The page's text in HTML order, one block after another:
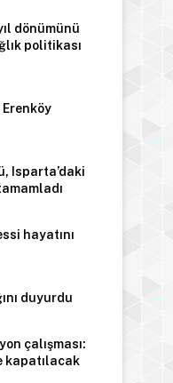
dönümünü
politikası
Erenköy
Isparta’daki
hayatını
duyurdu
çalışması:
kapatılacak